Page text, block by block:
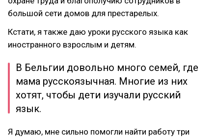
большой сети домов для престарелых.
Кстати, я также даю уроки русского языка как
иностранного взрослым и детям.
В Бельгии довольно много семей, где
мама русскоязычная. Многие из них
хотят, чтобы дети изучали русский
язык.
Я думаю, мне сильно помогли найти работу три